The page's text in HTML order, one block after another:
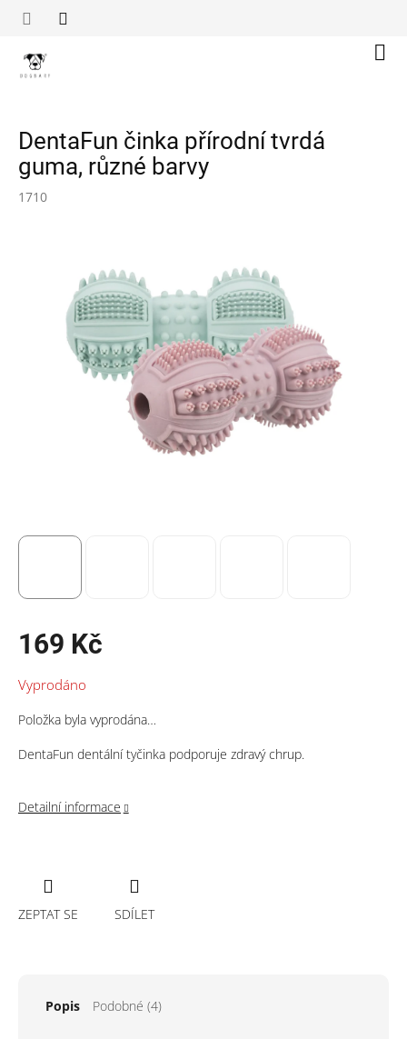
DentaFun činka přírodní tvrdá
guma, různé barvy
1710
169 Kč
cena:
Vyprodáno
Položka byla vyprodána…
DentaFun dentální tyčinka podporuje zdravý chrup.
Detailní informace
ZEPTAT SE SDÍLET
Popis Podobné (4)